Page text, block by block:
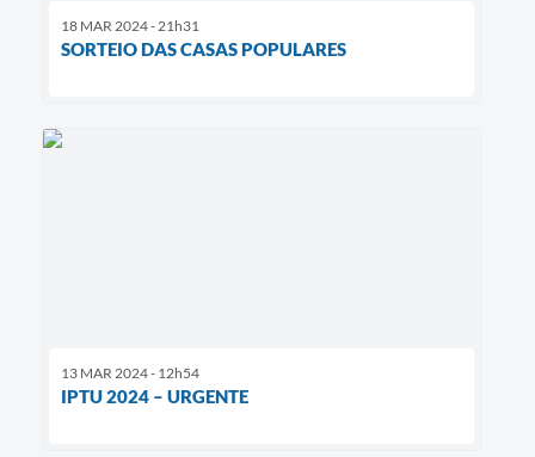
18 MAR 2024 - 21h31
SORTEIO DAS CASAS POPULARES
13 MAR 2024 - 12h54
IPTU 2024 – URGENTE